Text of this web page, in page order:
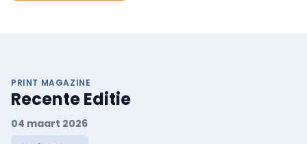
PRINT MAGAZINE
Recente Editie
04 maart 2026